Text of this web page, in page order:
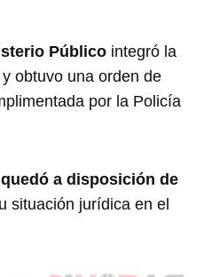
Público integró la
obtuvo una orden de
por la Policía
a disposición de
situación jurídica en el